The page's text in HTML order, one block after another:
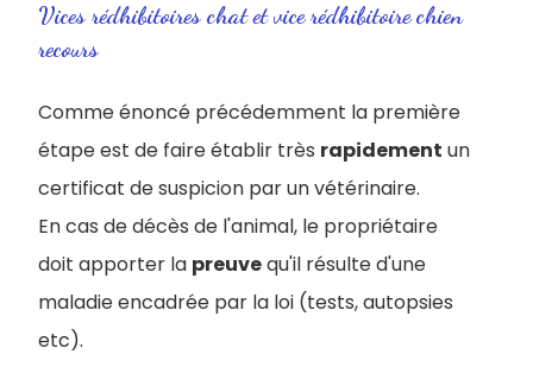
Vices rédhibitoires chat et vice rédhibitoire chien
recours
Comme énoncé précédemment la première
étape est de faire établir très rapidement un
certificat de suspicion par un vétérinaire.
En cas de décès de l'animal, le propriétaire
doit apporter la preuvequ'il résulte d'une
maladie encadrée par la loi (tests, autopsies
etc).